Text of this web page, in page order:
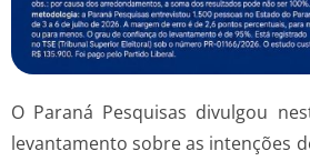
O Paraná Pesquisas divulgou
levantamento sobre as intenções